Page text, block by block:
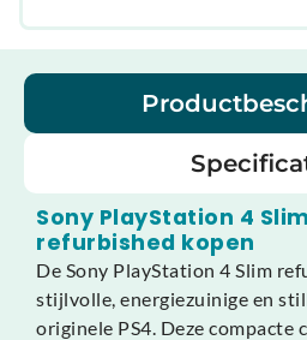
Sony PlayStation 4
refurbished kopen
De Sony PlayStation 4 Slim
stijlvolle, energiezuinige en
originele PS4. Deze compacte